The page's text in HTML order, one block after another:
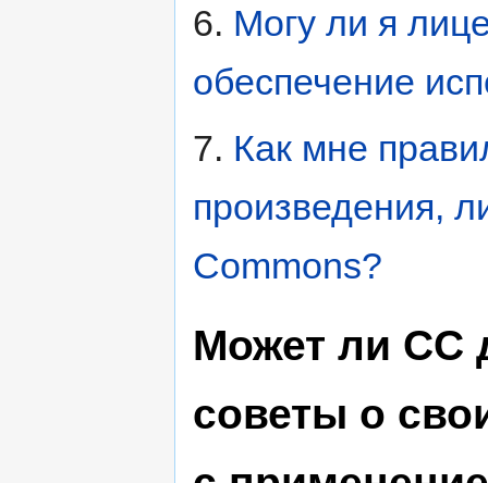
6. Могу ли я
обеспечение
7. Как мне
произведения,
Commons?
Может ли CC
советы о